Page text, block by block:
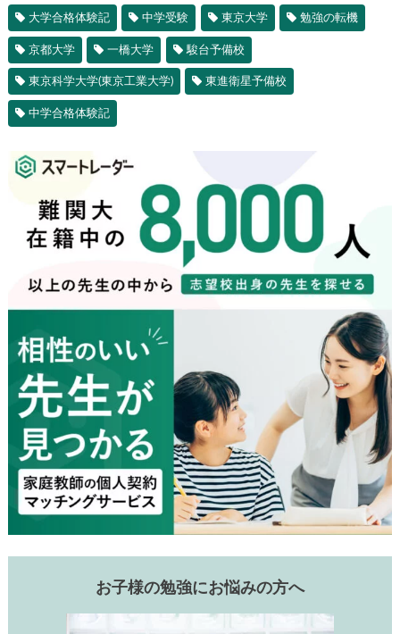
大学合格体験記 中学受験 東京大学 勉強の転機
京都大学 一橋大学 駿台予備校
東京科学大学(東京工業大学) 東進衛星予備校
中学合格体験記
お子様の勉強にお悩みの方へ